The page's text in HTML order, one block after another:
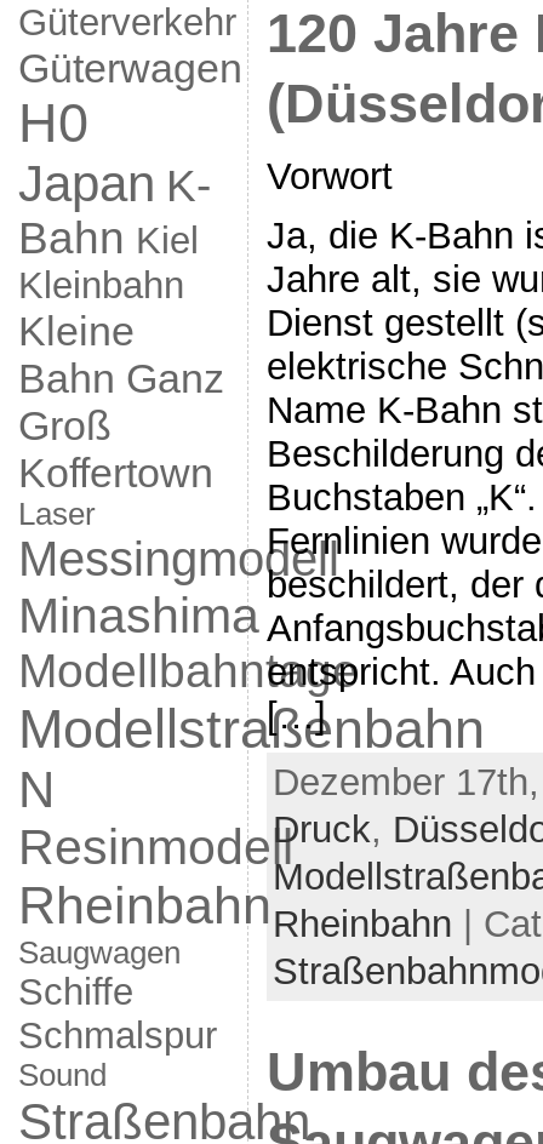
Güterverkehr
Güterwagen
H0
Japan K-
Bahn Kiel
Kleinbahn
Kleine
Bahn Ganz
Groß
Koffertown
Laser
Messingmodell
Minashima
Modellbahntage
Modellstraßenbahn
N
Resinmodell
Rheinbahn
Saugwagen
Schiffe
Schmalspur
Sound
Straßenbahn
120 Jahre
Vorwort
Ja, die K-Bahn
Jahre alt, sie
Dienst gestellt
elektrische
Name K-Bahn
Beschilderung
Buchstaben
Fernlinien
beschildert, der
entspricht.
[…]
Dezember
Druck,
Rheinbahn |
Umbau